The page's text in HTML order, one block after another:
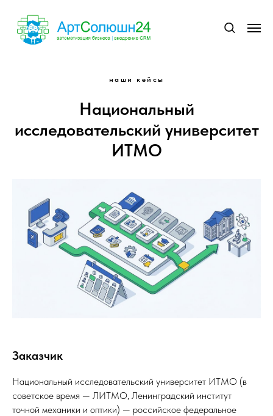
наши кейсы
Национальный
исследовательский университет
ИТМО
Заказчик
Национальный исследовательский университет ИТМО (в
советское время — ЛИТМО, Ленинградский институт
точной механики и оптики) — российское федеральное